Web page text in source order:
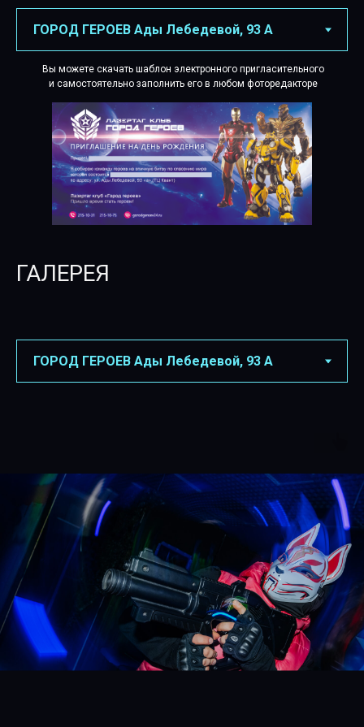
Вы можете скачать шаблон электронного пригласительного
и самостоятельно заполнить его в любом фоторедакторе
ГАЛЕРЕЯ